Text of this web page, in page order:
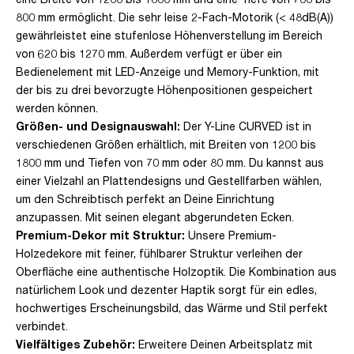
800 mm ermöglicht. Die sehr leise 2-Fach-Motorik (< 48dB(A))
gewährleistet eine stufenlose Höhenverstellung im Bereich
von 620 bis 1270 mm. Außerdem verfügt er über ein
Bedienelement mit LED-Anzeige und Memory-Funktion, mit
der bis zu drei bevorzugte Höhenpositionen gespeichert
werden können.
Größen- und Designauswahl: Der Y-Line CURVED ist in
verschiedenen Größen erhältlich, mit Breiten von 1200 bis
1800 mm und Tiefen von 70 mm oder 80 mm. Du kannst aus
einer Vielzahl an Plattendesigns und Gestellfarben wählen,
um den Schreibtisch perfekt an Deine Einrichtung
anzupassen. Mit seinen elegant abgerundeten Ecken.
Premium-Dekor mit Struktur: Unsere Premium-
Holzedekore mit feiner, fühlbarer Struktur verleihen der
Oberfläche eine authentische Holzoptik. Die Kombination aus
natürlichem Look und dezenter Haptik sorgt für ein edles,
hochwertiges Erscheinungsbild, das Wärme und Stil perfekt
verbindet.
Vielfältiges Zubehör: Erweitere Deinen Arbeitsplatz mit